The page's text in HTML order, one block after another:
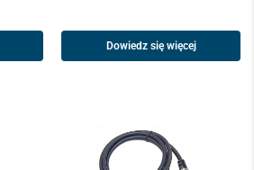
Dowiedz się więcej